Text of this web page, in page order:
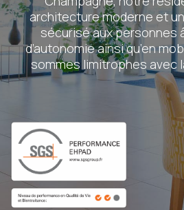
architecture moderne et
sécurisé aux personnes
d’autonomie ainsi qu’en
sommes limitrophes avec